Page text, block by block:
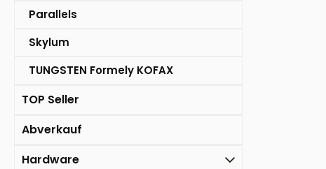
Parallels
Skylum
TUNGSTEN Formely KOFAX
TOP Seller
Abverkauf
Hardware